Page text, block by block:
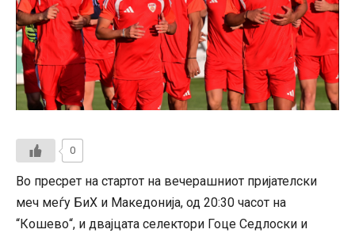
0
Во пресрет на стартот на вечерашниот пријателски
меч меѓу БиХ и Македонија, од 20:30 часот на
“Кошево“, и двајцата селектори Гоце Седлоски и